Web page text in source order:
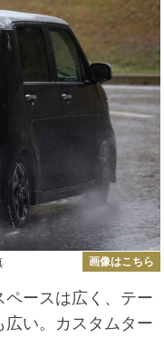
画像はこちら
ースは広く、テー
い。カスタムター